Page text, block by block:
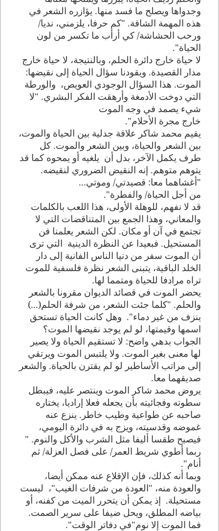
وجدواها ويصلح ما فسد منها. يؤازره الشعر في
هذه المهمة الشاقة. "كم حرفا، يلزمني، نديا/
ورحب الحشاشة/ كي أرأب ما تكسر من لون
الحياة".
لا حياة خارج دائرة الحلم، وبالنتيجة، لا حياة خارج
مدار القصيدة. ويقودنا سؤال الحياة إلى نقيضها:
الموت. هذا السؤال الوجودي العويص، والورطة
التي دوخت الأدمغة وأرهقت الفكر البشري. "لا
شيء يصمد في وجه الموت
خارج مجرة الأحلام".
يقيم محمد شاكر علاقة جدلية بين الحياة والموت،
بين الشعر والحياة، وبين الشعر والموت. كل
طرف يكمل الآخر، بدل أن يلغيه أو يمحوه كما قد
يتوهم متوهم. إنه النقيض الضروري لنقيضه.
"أغشاهما معا: قصيدتي/ وموتي...
من أجل الحياة/ والفطرة".
قد لا نفهم، للوهلة الأولى، هذا اللعب بالكلمات
والمعاني، وهذا الجمع بين المتناقضات التي لا
تجتمع في آن أو مكان. لكن الشعر يعلمنا فن
المستحيل. فبعيدا عن النظرة الدينية التي ترى
أن الموت سفر من دنيا الناس الفانية إلى دار
الخلد الباقية، يتبنى الشعر نظرة فلسفية للموت
تراه مرادفا للحياة ومتمما لها.
يحضر الموت في قصائد الديوان مقرونا بالشعر
والحلم. "كلما جئت الشعر، من شرفة الحلم(...)
ينزف من غير دماء". وهل كانت الحياة تستحق
اسمها وقيمتها، لو لم يوجد نقيضها الموت؟
الجواب بدهي واضح: لا تستقيم الحياة ولا يصير
لها معنى بغير الموت. ولا يلتبس الموت ويرتقي
إلى مراتب الأساطير لو لم يقترن بالحياة. والشعر
صديقهما معا.
يروض محمد شاكر الموت وينتصر عليه، فيبطل
سطوته وفجائيته بأن يجعله فعلا إراديا، يختاره
صاحبه عن طواعية وطيب خاطر. ينزع عنه
غموضه وقدسيته، ويزج به في دائرة اليومي،
فيصبح طقسا أليفا مثل الشرب والأكل والنوم. "
ربما أطوي شريط العمر/ على فصل العزلة/ ثم
أنام".
وبما أنه كذلك، فإن الإقلاع عنه ممكن أيضا،
والعودة منه، "العودة من شرفات الغيب"، ليست
مستحيلة. إذ يمكن أن يتحرر الميت من كفنه، أو
بياضه المطلق، ويحل ضيفا على سرير الصمت.
فما الموت إلا نوم"في دفاتر الوقت".